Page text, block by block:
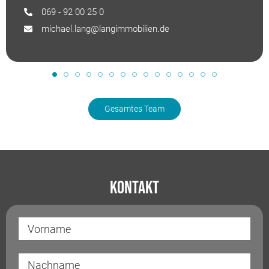
069 - 92 00 25 0
michael.lang@langimmobilien.de
Gesamtes Team
Kontakt